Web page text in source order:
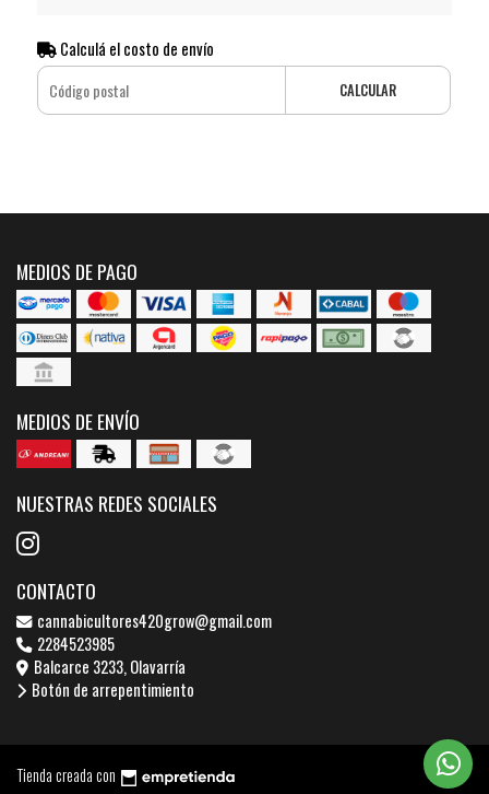
Calculá el costo de envío
CALCULAR
MEDIOS DE PAGO
MEDIOS DE ENVÍO
NUESTRAS REDES SOCIALES
CONTACTO
cannabicultores420grow@gmail.com
2284523985
Balcarce 3233, Olavarría
Botón de arrepentimiento
Tienda creada con